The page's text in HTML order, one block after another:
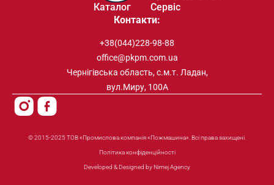
Каталог
Сервіс
Контакти:
+38(044)228-98-88
office@pkpm.com.ua
Чернігівська область, с.м.т. Ладан,
вул.Миру, 100А
© 2015-2025 ТОВ «Промислова компанія «Пожмашина». Всі права захищені.
Політика конфіденційності
Developed & Designed by Nimej Agency